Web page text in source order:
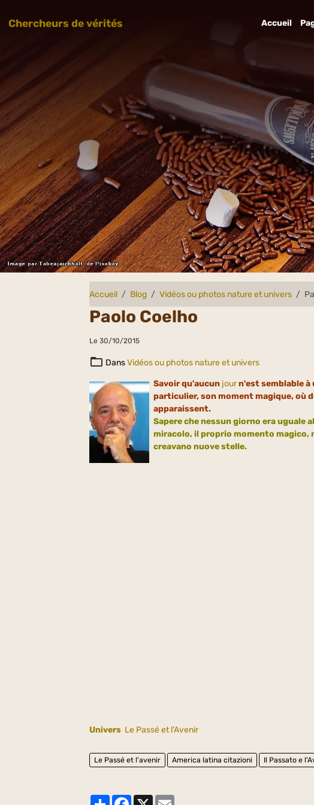
Chercheurs de vérités Accueil
Accueil Blog Vidéos ou photos nature et univers
Paolo Coelho
Le 30/10/2015
DansVidéos ou photos nature et univers
Savoir qu'aucun journ'est semblable à
particulier, son moment magique, où
apparaissent.
Sapere che nessun giorno era
miracolo, il proprio momento magico,
creavano nuove stelle.
Univers Le Passé et l'Avenir
Le Passé et l'avenir America latina citazioni Il Passato e
PartagerFacebook
X